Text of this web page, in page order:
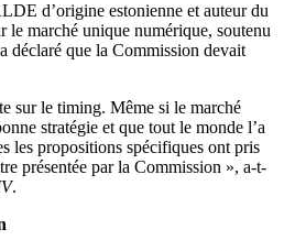
d’origine estonienne et auteur du
le marché unique numérique, soutenu
déclaré que la Commission devait
sur le timing. Même si le marché
stratégie et que tout le monde l’a
les propositions spécifiques ont pris
présentée par la Commission », a-t-
.